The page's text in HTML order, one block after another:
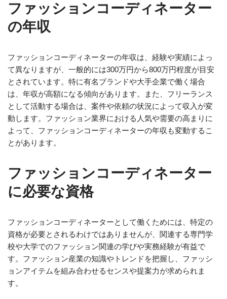
ファッションコーディネーター
の年収
ファッションコーディネーターの年収は、経験や実績によっ
て異なりますが、一般的には300万円から800万円程度が目安
とされています。特に有名ブランドや大手企業で働く場合
は、年収が高額になる傾向があります。また、フリーランス
として活動する場合は、案件や依頼の状況によって収入が変
動します。ファッション業界における人気や需要の高まりに
よって、ファッションコーディネーターの年収も変動するこ
とがあります。
ファッションコーディネーター
に必要な資格
ファッションコーディネーターとして働くためには、特定の
資格が必要とされるわけではありませんが、関連する専門学
校や大学でのファッション関連の学びや実務経験が有益で
す。ファッション産業の知識やトレンドを把握し、ファッシ
ョンアイテムを組み合わせるセンスや提案力が求められま
す。